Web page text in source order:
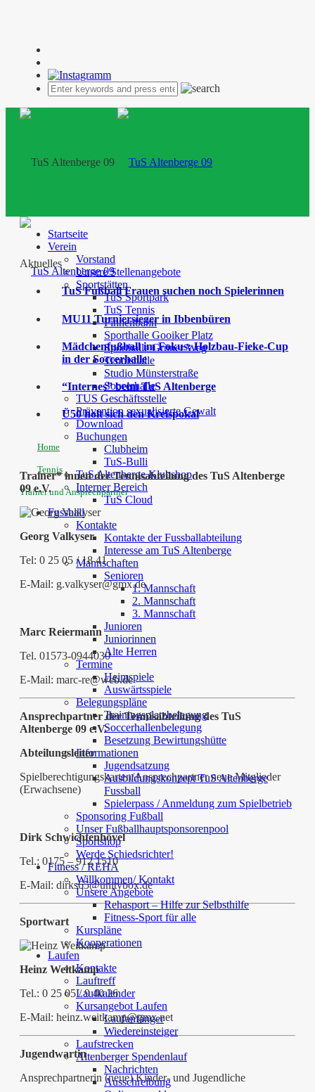
Startseite
Verein
Vorstand
Unsere Stellenangebote
Sportstätten
TuS Sportpark
TuS Tennis
Finnenbahn
Sporthalle Gooiker Platz
Sporthalle Grüner Weg
Tennishalle
Studio Münsterstraße
Soccerhalle
TUS Geschäftsstelle
Prävention sexualisierte Gewalt
Download
Buchungen
Clubheim
TuS-Bulli
TuS Altenberge Klubshop
Interner Bereich
TuS Cloud
Fussball
Kontakte
Kontakte der Fussballabteilung
Interesse am TuS Altenberge
Mannschaften
Senioren
1. Mannschaft
2. Mannschaft
3. Mannschaft
Junioren
Juniorinnen
Alte Herren
Termine
Heimspiele
Auswärtsspiele
Belegungspläne
Trainingsplatzbelegung
Soccerhallenbelegung
Besetzung Bewirtungshütte
Informationen
Jugendsatzung
Ausbildungskonzept TuS Altenberge
Fussball
Spielerpass / Anmeldung zum Spielbetrieb
Sponsoring Fußball
Unser Fußballhauptsponsorenpool
Sportshop
Werde Schiedsrichter!
Fitness / REHA
Willkommen/ Kontakt
Unsere Angebote
Rehasport – Hilfe zur Selbsthilfe
Fitness-Sport für alle
Kurspläne
Kooperationen
Laufen
Kontakte
Lauftreff
Laufkalender
Kursangebot Laufen
Laufanfänger
Wiedereinsteiger
Laufstrecken
Altenberger Spendenlauf
Nachrichten
Ausschreibung
Aktuelles
TuS Fußball Frauen suchen noch Spielerinnen
MU11 Turniersieger in Ibbenbüren
Mädchenfußball im Fokus: Holzbau-Fieke-Cup
in der Soccerhalle
“Internes” beim TuS Altenberge
Ü50 holt sich den Kreispokal
Home
Tennis
Trainer und Ansprechpartner
Trainer* innen der Tennisabteilung des TuS Altenberge
09 e.V.
Georg Valkyser
Tel: 0 25 05 / 18 41
E-Mail: g.valkyser@gmx.de
Marc Reiermann
Tel. 01573-0944030
E-Mail: marc-re@web.de
Ansprechpartner der Tennisabteilung des TuS
Altenberge 09 e.V.
Abteilungsleiter
Spielberechtigungskarten/Ansprechpartner neue Mitglieder
(Erwachsene)
Dirk Schwichtenhövel
Tel.: 0175 – 912 1510
E-Mail: dirks65@unitybox.de
Sportwart
Heinz Weitkamp
Tel.: 0 25 05 / 9 40 26
E-Mail: heinz.weitkamp@gmx.net
Jugendwartin
Ansprechpartnerin (neue) Kinder- und Jugendliche